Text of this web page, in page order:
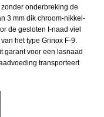
onderbreking de
3 mm dik chroom-nikkel-
de gesloten I-naad viel
het type Grinox F-9.
garant voor een lasnaad
transporteert